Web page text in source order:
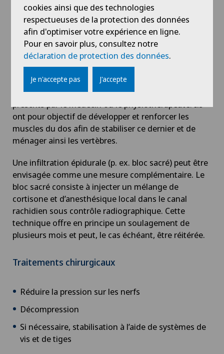
Au début du traitement, on essaye de soulager les
symptômes, généralement à l’aide d’antidouleurs et
de médicaments soulageant les crampes. La
physiothérapie est utilisée en soutien pour renforcer
les muscles du dos. Si la sténose est due à une
arthrose vertébrale, le développement musculaire
aide aussi à ralentir la progression de l’arthrose. Il
existe différents exercices à faire à domicile qui sont
prescrits par le médecin ou le physiothérapeute. Ils
ont pour objectif de développer et renforcer les
muscles du dos afin de stabiliser ce dernier et de
ménager ainsi les vertèbres.
Une infiltration épidurale (p. ex. bloc sacré) peut être
envisagée comme une mesure complémentaire. Le
bloc sacré consiste à injecter un mélange de
cortisone et d’anesthésique local dans le canal
rachidien sous contrôle radiographique. Cette
technique offre en principe un soulagement de
plusieurs mois et peut, le cas échéant, être réitérée.
Traitements chirurgicaux
Réduire la pression sur les nerfs
Décompression
Si nécessaire, stabilisation à l’aide de systèmes de
vis et de tiges
cookies ainsi que des technologies
respectueuses de la protection des données
afin d'optimiser votre expérience en ligne.
Pour en savoir plus, consultez notre
déclaration de protection des données.
Je n'accepte pas J'accepte